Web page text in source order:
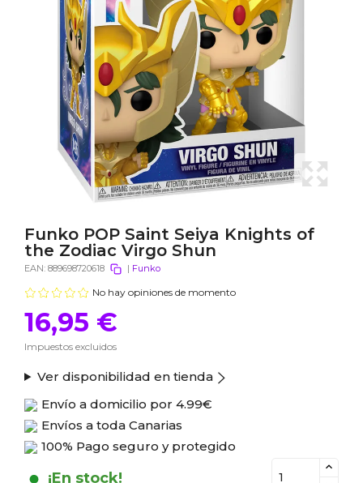
Funko POP Saint Seiya Knights of
the Zodiac Virgo Shun
EAN: 889698720618 | Funko
No hay opiniones de momento
16,95 €
Impuestos excluidos
Ver disponibilidad en tienda
Envío a domicilio por 4.99€
Envíos a toda Canarias
100% Pago seguro y protegido
¡En stock!